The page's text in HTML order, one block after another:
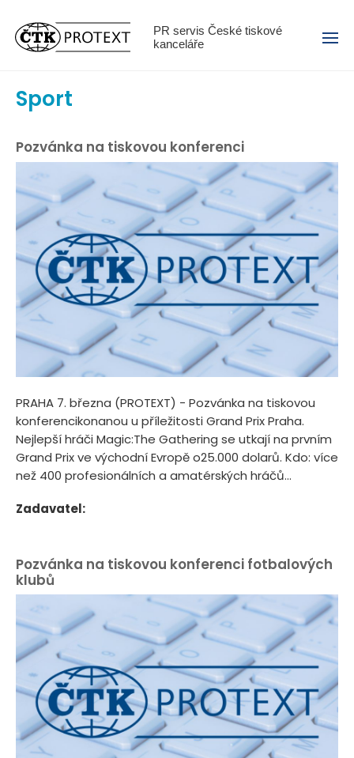
PR servis České tiskové
kanceláře
Menu
Sport
Pozvánka na tiskovou konferenci
PRAHA 7. března (PROTEXT) - Pozvánka na tiskovou
konferencikonanou u příležitosti Grand Prix Praha.
Nejlepší hráči Magic:The Gathering se utkají na prvním
Grand Prix ve východní Evropě o25.000 dolarů. Kdo: více
než 400 profesionálních a amatérských hráčů...
Zadavatel:
Pozvánka na tiskovou konferenci fotbalových
klubů